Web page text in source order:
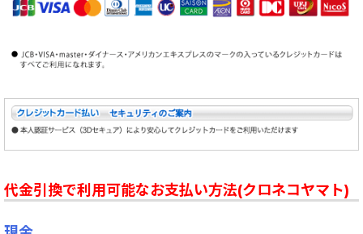
代金引換で利用可能なお支払い方法(クロネコヤマト)